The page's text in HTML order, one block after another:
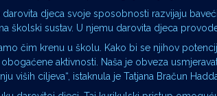
djeca svoje sposobnosti razvijaju
školski sustav. U njemu darovita djeca
čim krenu u školu. Kako bi se njihov
aktivnosti. Naša je obveza
viših ciljeva“, istaknula je Tatjana Bračun